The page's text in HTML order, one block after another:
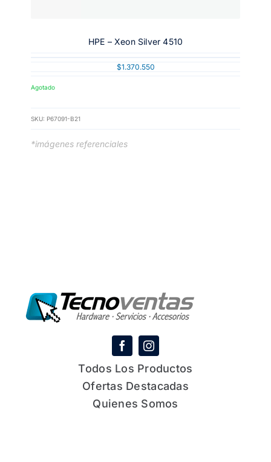
HPE – Xeon Silver 4510
$1.370.550
Agotado
SKU: P67091-B21
*imágenes referenciales
Todos Los Productos
Ofertas Destacadas
Quienes Somos